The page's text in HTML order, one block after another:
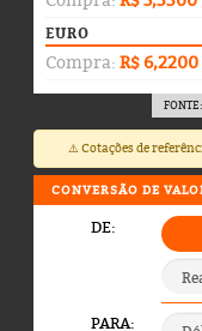
EURO
Compra: R$ 6,2200
FONTE:
⚠️ Cotações de
CONVERSÃO DE